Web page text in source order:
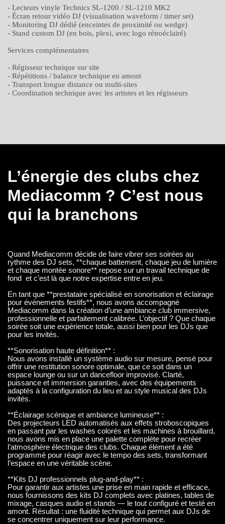
- Lecteurs vinyle Technics SL-1200 / SL-1210 MK2
- Écran retour vidéo DJ (visualisation waveform / timer set)
- Monitoring DJ dédié (enceintes de proximité ou wedge)
- Stand custom DJ (en bois, plexi, avec logo rétroéclairé)
Services complémentaires
- Régisseur technique sur site
- Répétitions / balance technique en amont
- Transport longue distance ou multi-sites
- Coordination technique avec les artistes et les régisseurs
L’énergie des clubs chez
Mediacomm ? C’est nous
qui la branchons
Quand Mediacomm décide de faire vibrer ses soirées au
rythme des DJ sets, **chaque battement, chaque jeu de lumière
et chaque montée sonore** repose sur un travail technique de
fond et c’est là que notre expertise entre en jeu.
En tant que **prestataire spécialisé en sonorisation et éclairage
pour événements festifs**, nous avons accompagné
Mediacomm dans la création d’une ambiance club immersive,
professionnelle et parfaitement calibrée. L’objectif ? Que chaque
soirée soit une expérience totale, aussi bien pour les DJs que
pour les invités.
**Sonorisation haute définition** :
Nous avons installé un système audio sur mesure, pensé pour
offrir une restitution sonore optimale, que ce soit dans un
espace lounge ou sur un dancefloor improvisé. Clarté,
puissance et immersion garanties, avec des équipements
adaptés à la configuration du lieu et au style musical des DJs
invités.
**Éclairage scénique et ambiance lumineuse** :
Des projecteurs LED automatisés aux effets stroboscopiques
en passant par les washes colorés et les machines à brouillard,
nous avons mis en place une palette complète pour recréer
l’atmosphère électrique des clubs. Chaque élément a été
programmé pour réagir avec le tempo des sets, transformant
l’espace en une véritable scène.
**Kits DJ professionnels plug-and-play** :
Pour garantir aux artistes une prise en main rapide et efficace,
nous fournissons des kits DJ complets avec platines, tables de
mixage, casques audio et stands — le tout configuré et testé en
amont. Résultat : une fluidité technique qui permet aux DJs de
se concentrer uniquement sur leur performance.